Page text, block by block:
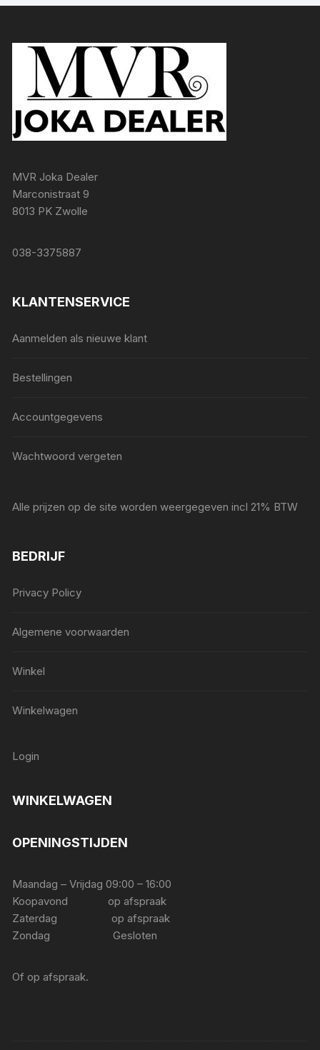
MVR Joka Dealer
Marconistraat 9
8013 PK Zwolle
038-3375887
KLANTENSERVICE
Aanmelden als nieuwe klant
Bestellingen
Accountgegevens
Wachtwoord vergeten
Alle prijzen op de site worden weergegeven incl 21% BTW
BEDRIJF
Privacy Policy
Algemene voorwaarden
Winkel
Winkelwagen
Login
WINKELWAGEN
OPENINGSTIJDEN
Maandag – Vrijdag 09:00 – 16:00
Koopavond op afspraak
Zaterdag op afspraak
Zondag Gesloten
Of op afspraak.